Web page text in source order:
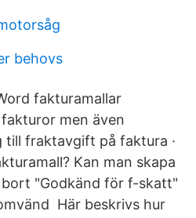
behovs
fakturamallar
men även
fraktavgift på faktura ·
Kan man skapa
bort "Godkänd för f-skatt"
Här beskrivs hur